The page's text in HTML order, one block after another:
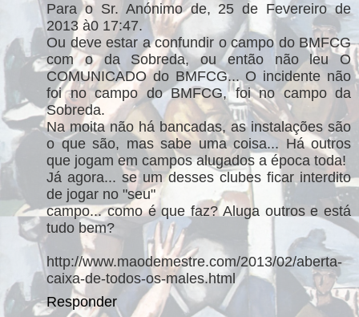
Para o Sr. Anónimo de, 25 de Fevereiro de
2013 à0 17:47.
Ou deve estar a confundir o campo do BMFCG
com o da Sobreda, ou então não leu O
COMUNICADO do BMFCG... O incidente não
foi no campo do BMFCG, foi no campo da
Sobreda.
Na moita não há bancadas, as instalações são
o que são, mas sabe uma coisa... Há outros
que jogam em campos alugados a época toda!
Já agora... se um desses clubes ficar interdito
de jogar no "seu"
campo... como é que faz? Aluga outros e está
tudo bem?
http://www.maodemestre.com/2013/02/aberta-
caixa-de-todos-os-males.html
Responder